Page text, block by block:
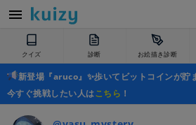
クイズ 診断 お絵描き診断
新登場『aruco』✨歩いてビットコインが貯
今すぐ挑戦したい人はこちら ！